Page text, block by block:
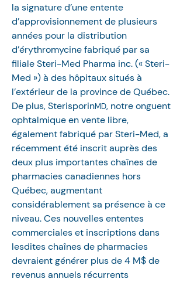
la signature d’une entente
d’approvisionnement de plusieurs
années pour la distribution
d’érythromycine fabriqué par sa
filiale Steri-Med Pharma inc. (« Steri-
Med ») à des hôpitaux situés à
l’extérieur de la province de Québec.
De plus, SterisporinMD, notre onguent
ophtalmique en vente libre,
également fabriqué par Steri-Med, a
récemment été inscrit auprès des
deux plus importantes chaînes de
pharmacies canadiennes hors
Québec, augmentant
considérablement sa présence à ce
niveau. Ces nouvelles ententes
commerciales et inscriptions dans
lesdites chaînes de pharmacies
devraient générer plus de 4 M$ de
revenus annuels récurrents